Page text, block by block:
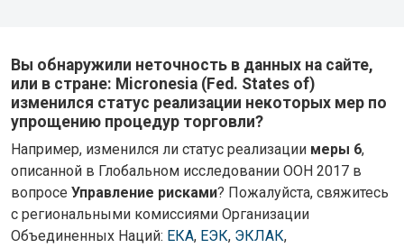
Вы обнаружили неточность в данных на сайте,
или в стране: Micronesia (Fed. States of)
изменился статус реализации некоторых мер по
упрощению процедур торговли?
Например, изменился ли статус реализации меры 6,
описанной в Глобальном исследовании ООН 2017 в
вопросе Управление рисками? Пожалуйста, свяжитесь
с региональными комиссиями Организации
Объединенных Наций: ЕКА, ЕЭК, ЭКЛАК,